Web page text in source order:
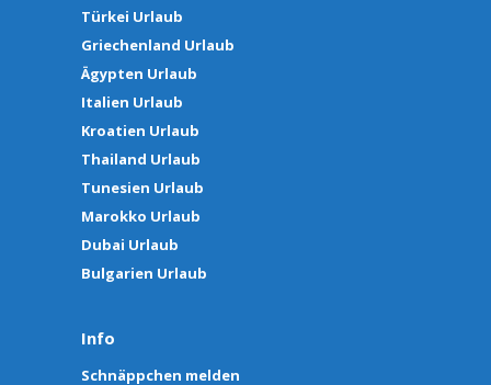
Türkei Urlaub
Griechenland Urlaub
Ägypten Urlaub
Italien Urlaub
Kroatien Urlaub
Thailand Urlaub
Tunesien Urlaub
Marokko Urlaub
Dubai Urlaub
Bulgarien Urlaub
Info
Schnäppchen melden